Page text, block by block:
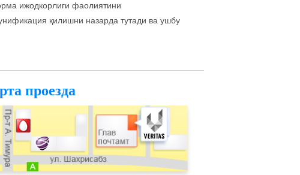
ижодкорлиги фаолиятини
қилишни назарда тутади ва ушбу
проезда